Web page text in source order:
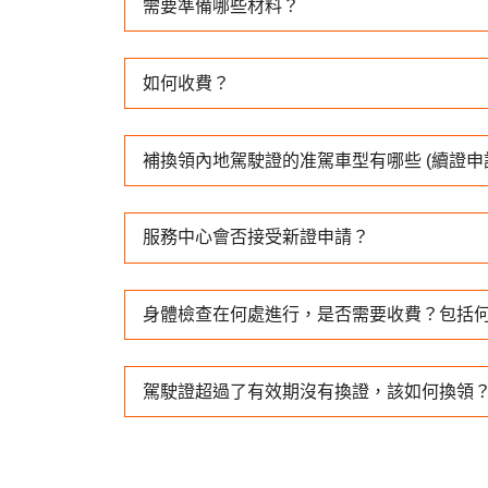
需要準備哪些材料？
如何收費？
補換領內地駕駛證的准駕車型有哪些 (續證申
服務中心會否接受新證申請？
身體檢查在何處進行，是否需要收費？包括
駕駛證超過了有效期沒有換證，該如何換領